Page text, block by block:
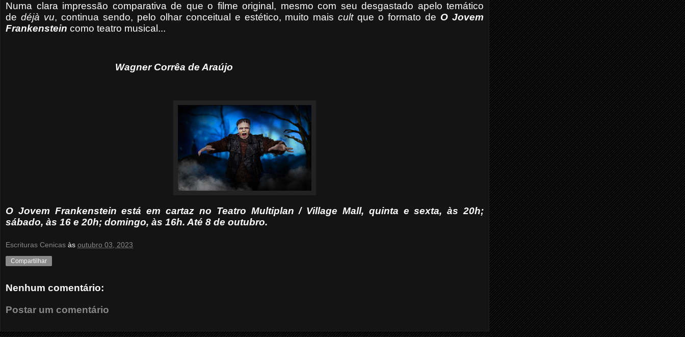
Numa clara impressão comparativa de que o filme original, mesmo com seu desgastado apelo temático
de déjà vu, continua sendo, pelo olhar conceitual e estético, muito maiscultque o formato de OJovem
Frankenstein como teatro musical...
Wagner Corrêa de Araújo
O Jovem Frankenstein está em cartaz no Teatro Multiplan / Village Mall, quinta e sexta, às 20h;
sábado, às 16 e 20h; domingo, às 16h. Até 8 de outubro.
Escrituras Cenicas às outubro 03, 2023
Compartilhar
Nenhum comentário:
Postar um comentário